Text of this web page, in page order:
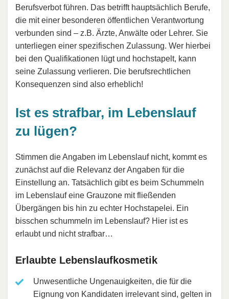
Berufsverbot führen. Das betrifft hauptsächlich Berufe,
die mit einer besonderen öffentlichen Verantwortung
verbunden sind – z.B. Ärzte, Anwälte oder Lehrer. Sie
unterliegen einer spezifischen Zulassung. Wer hierbei
bei den Qualifikationen lügt und hochstapelt, kann
seine Zulassung verlieren. Die berufsrechtlichen
Konsequenzen sind also erheblich!
Ist es strafbar, im Lebenslauf
zu lügen?
Stimmen die Angaben im Lebenslauf nicht, kommt es
zunächst auf die Relevanz der Angaben für die
Einstellung an. Tatsächlich gibt es beim Schummeln
im Lebenslauf eine Grauzone mit fließenden
Übergängen bis hin zu echter Hochstapelei. Ein
bisschen schummeln im Lebenslauf? Hier ist es
erlaubt und nicht strafbar…
Erlaubte Lebenslaufkosmetik
Unwesentliche Ungenauigkeiten, die für die
Eignung von Kandidaten irrelevant sind, gelten in